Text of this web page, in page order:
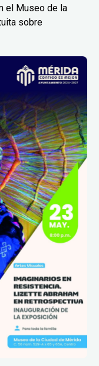
el Museo de la
sobre